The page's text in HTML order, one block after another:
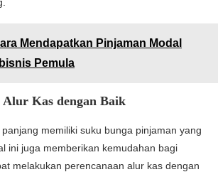
Mendapatkan Pinjaman Modal
Pemula
Kas dengan Baik
memiliki suku bunga pinjaman yang
ini juga memberikan kemudahan bagi
melakukan perencanaan alur kas dengan